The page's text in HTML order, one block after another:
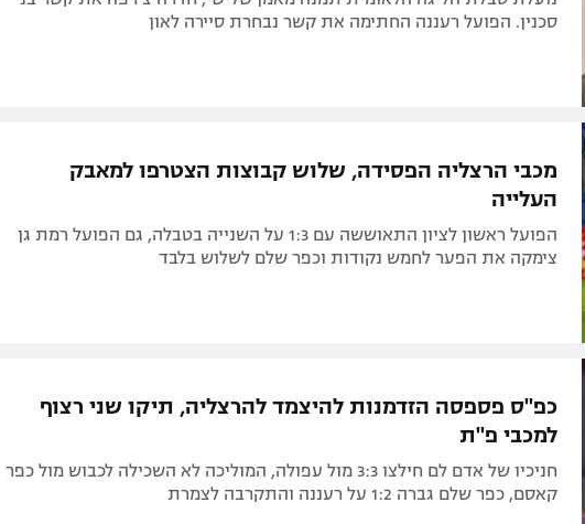
סכנין. הפועל רעננה החתימה את קשר נבחרת סיירה לאון
מכבי הרצליה הפסידה, שלוש קבוצות הצטרפו למאבק
העלייה
הפועל ראשון לציון התאוששה עם 1:3 על השנייה בטבלה, גם הפועל רמת גן
צימקה את הפער לחמש נקודות וכפר שלם לשלוש בלבד
כפ"ס פספסה הזדמנות להיצמד להרצליה, תיקו שני רצוף
למכבי פ"ת
חניכיו של אדם לם חילצו 3:3 מול עפולה, המוליכה לא השכילה לכבוש מול כפר
קאסם, כפר שלם גברה 1:2 על רעננה והתקרבה לצמרת